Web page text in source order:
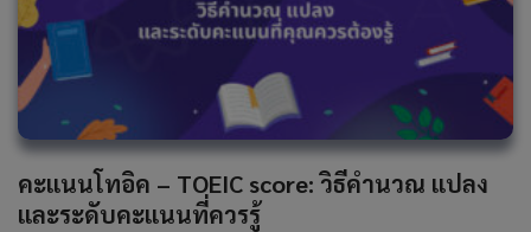
คะแนนโทอิค – TOEIC score: วิธีคำนวณ แปลง
และระดับคะแนนที่ควรรู้